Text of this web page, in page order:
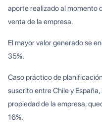
aporte realizado al momento
venta de la empresa.
El mayor valor generado se
35%.
Caso práctico de
suscrito entre Chile y
propiedad de la empresa,
16%.